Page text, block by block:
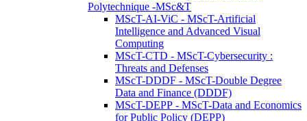
Polytechnique -MSc&T
MScT-AI-ViC - MScT-Artificial
Intelligence and Advanced Visual
Computing
MScT-CTD - MScT-Cybersecurity :
Threats and Defenses
MScT-DDDF - MScT-Double Degree
Data and Finance (DDDF)
MScT-DEPP - MScT-Data and Economics
for Public Policy (DEPP)